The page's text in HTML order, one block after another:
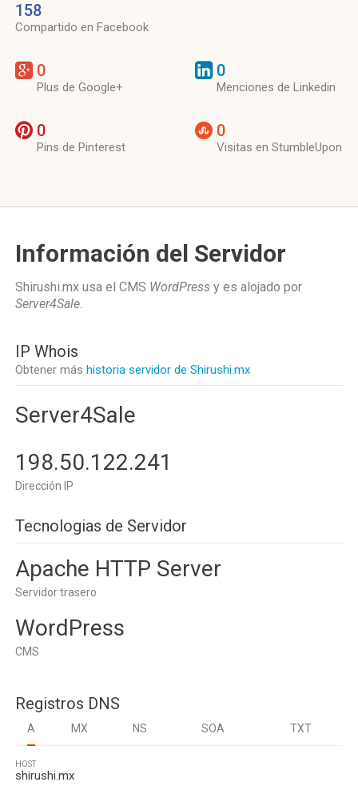
158
Compartido en Facebook
0
Plus de Google+
0
Menciones de Linkedin
0
Pins de Pinterest
0
Visitas en StumbleUpon
Información del Servidor
Shirushi.mx usa el CMS WordPress y es alojado por
Server4Sale.
IP Whois
Obtener más historia servidor de Shirushi.mx
Server4Sale
198.50.122.241
Dirección IP
Tecnologias de Servidor
Apache HTTP Server
Servidor trasero
WordPress
CMS
Registros DNS
A MX NS SOA TXT
HOST
shirushi.mx